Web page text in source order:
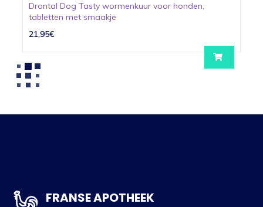
Drontal Dog Tasty wormenkuur voor honden,
tabletten met smaakje
21,95€
FRANSE APOTHEEK